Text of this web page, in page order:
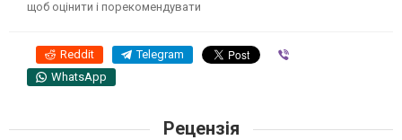
щоб оцінити і порекомендувати
Reddit Telegram
WhatsApp
Рецензія